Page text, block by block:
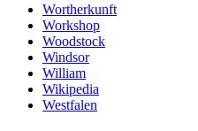
Wortherkunft
Workshop
Woodstock
Windsor
William
Wikipedia
Westfalen